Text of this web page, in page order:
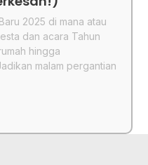
2025 di mana atau
dan acara Tahun
hingga
malam pergantian